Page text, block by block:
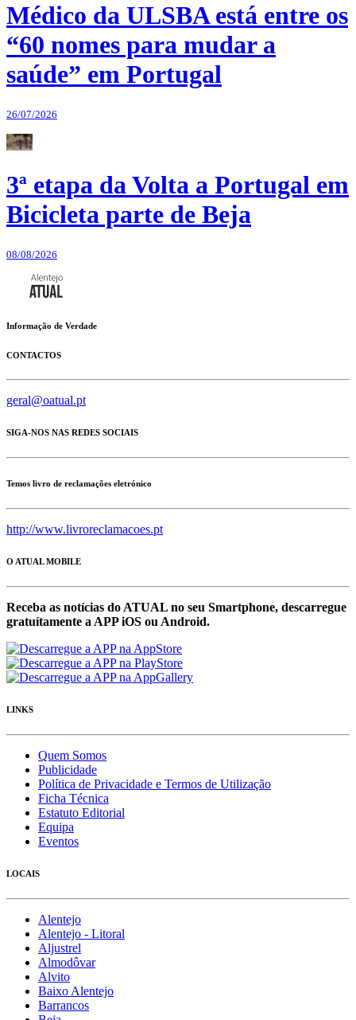
Médico da ULSBA está entre os
“60 nomes para mudar a
saúde” em Portugal
26/07/2026
3ª etapa da Volta a Portugal em
Bicicleta parte de Beja
08/08/2026
Informação de Verdade
CONTACTOS
geral@oatual.pt
SIGA-NOS NAS REDES SOCIAIS
Temos livro de reclamações eletrónico
http://www.livroreclamacoes.pt
O ATUAL MOBILE
Receba as notícias do ATUAL no seu Smartphone, descarregue
gratuítamente a APP iOS ou Android.
LINKS
Quem Somos
Publicidade
Política de Privacidade e Termos de Utilização
Ficha Técnica
Estatuto Editorial
Equipa
Eventos
LOCAIS
Alentejo
Alentejo - Litoral
Aljustrel
Almodôvar
Alvito
Baixo Alentejo
Barrancos